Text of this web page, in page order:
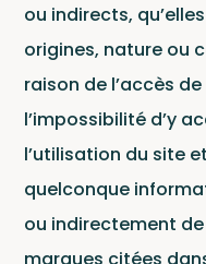
ou indirects,
origines, nature ou
raison de l’accès
l’impossibilité d’y
l’utilisation du site
quelconque
ou indirectement
marques citées
Wagram Music /